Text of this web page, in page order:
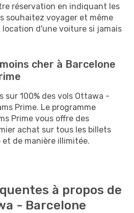
réservation en indiquant les
souhaitez voyager et même
d'une voiture si jamais
cher à Barcelone
sur 100% des vols Ottawa -
Prime. Le programme
Prime vous offre des
achat sur tous les billets
et de manière illimitée.
à propos de
- Barcelone